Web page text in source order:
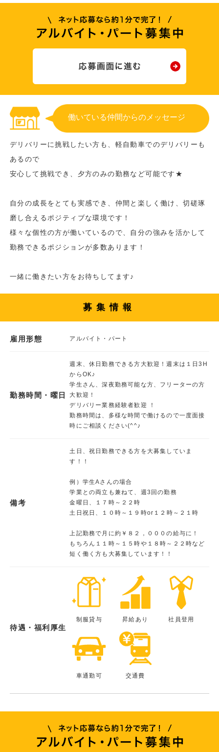
働いている仲間からのメッセージ
デリバリーに挑戦したい方も、軽自動車でのデリバリーも
あるので
安心して挑戦でき、夕方のみの勤務など可能です★
自分の成長をとても実感でき、仲間と楽しく働け、切磋琢
磨し合えるポジティブな環境です！
様々な個性の方が働いているので、自分の強みを活かして
勤務できるポジションが多数あります！
一緒に働きたい方をお待ちしてます♪
募集情報
雇用形態 アルバイト・パート
勤務時間・曜日
週末、休日勤務できる方大歓迎！週末は１日3H
からOK♪
学生さん、深夜勤務可能な方、フリーターの方
大歓迎！
デリバリー業務経験者歓迎 ！
勤務時間は、多様な時間で働けるので一度面接
時にご相談ください(^^♪
備考
土日、祝日勤務できる方を大募集していま
す！！
例）学生Aさんの場合
学業との両立も兼ねて、週3回の勤務
金曜日、１７時～２２時
土日祝日、１０時～１９時or１２時～２１時
上記勤務で月に約￥８２，０００の給与に！
もちろん１１時～１５時や１８時～２２時など
短く働く方も大募集しています！！
待遇・福利厚生
制服貸与 昇給あり 社員登用
車通勤可 交通費